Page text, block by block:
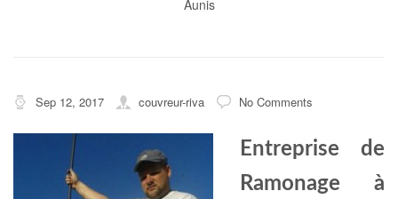
Aunis
Sep 12, 2017 couvreur-riva No Comments
Entreprise de
Ramonage à